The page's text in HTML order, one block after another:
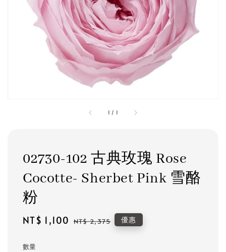
1 / 1
02730-102 古典玫瑰 Rose
Cocotte- Sherbet Pink 雪酪
粉
Sale
NT$ 1,100 Regular
NT$ 2,375 優惠
數量